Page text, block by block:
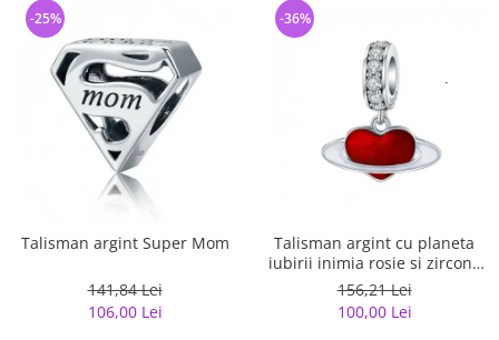
Talisman argint Super Mom
141,84 Lei
106,00 Lei
-25%
Talisman argint cu planeta
iubirii inimia rosie si zirconii
albe
156,21 Lei
100,00 Lei
-36%